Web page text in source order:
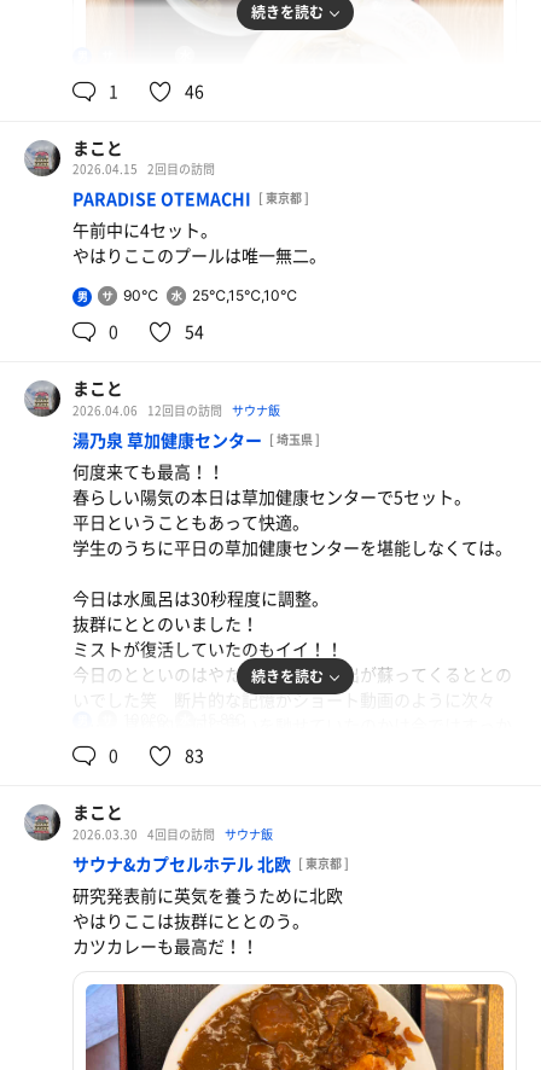
とんこつラーメン塩
背徳の一杯 神がかった美味さだ‼️
水
あんかけチャーハン
以前ビンゴの景品かなんかでもらったもの 美味い！
続きを読む
1 46
まこと
2026.04.15 2回目の訪問
PARADISE OTEMACHI [ 東京都 ]
午前中に4セット。
やはりここのプールは唯一無二。
男 90℃ 25℃,15℃,10℃
0 54
まこと
2026.04.06 12回目の訪問 サウナ飯
湯乃泉 草加健康センター [ 埼玉県 ]
何度来ても最高！！
春らしい陽気の本日は草加健康センターで5セット。
平日ということもあって快適。
学生のうちに平日の草加健康センターを堪能しなくては。
今日は水風呂は30秒程度に調整。
抜群にととのいました！
ミストが復活していたのもイイ！！
今日のとといのはやたらと昔の思い出が蘇ってくるととの
いでした笑 断片的な記憶がショート動画のように次々
り忘れてしまいましたが笑
た。
また来ます。
続きを読む
0 83
まこと
2026.03.30 4回目の訪問 サウナ飯
サウナ&カプセルホテル 北欧 [ 東京都 ]
研究発表前に英気を養うために北欧
やはりここは抜群にととのう。
カツカレーも最高だ！！